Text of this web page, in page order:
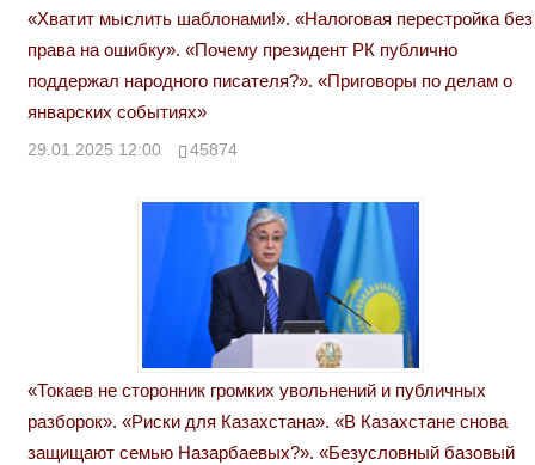
«Хватит мыслить шаблонами!». «Налоговая перестройка без
права на ошибку». «Почему президент РК публично
поддержал народного писателя?». «Приговоры по делам о
январских событиях»
29.01.2025 12:00 45874
«Токаев не сторонник громких увольнений и публичных
разборок». «Риски для Казахстана». «В Казахстане снова
защищают семью Назарбаевых?». «Безусловный базовый